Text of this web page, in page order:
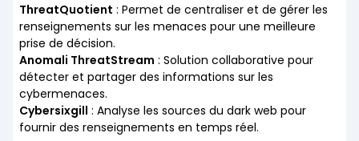
ThreatQuotient : Permet de centraliser et de gérer les
renseignements sur les menaces pour une meilleure
prise de décision.
Anomali ThreatStream : Solution collaborative pour
détecter et partager des informations sur les
cybermenaces.
Cybersixgill : Analyse les sources du dark web pour
fournir des renseignements en temps réel.